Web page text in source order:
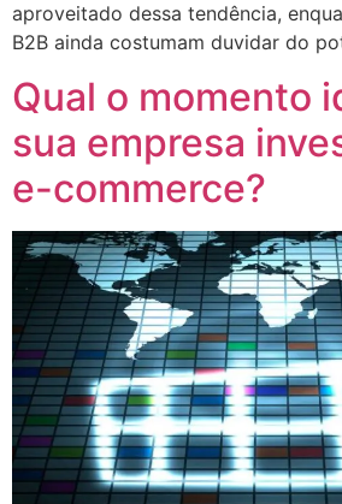
aproveitado dessa tendência,
B2B ainda costumam duvidar do
Qual o momento
sua empresa
e-commerce?